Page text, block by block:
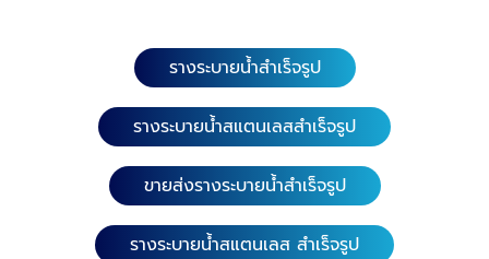
รางระบายน้ำสำเร็จรูป
รางระบายน้ำสแตนเลสสำเร็จรูป
ขายส่งรางระบายน้ำสำเร็จรูป
รางระบายน้ำสแตนเลส สำเร็จรูป